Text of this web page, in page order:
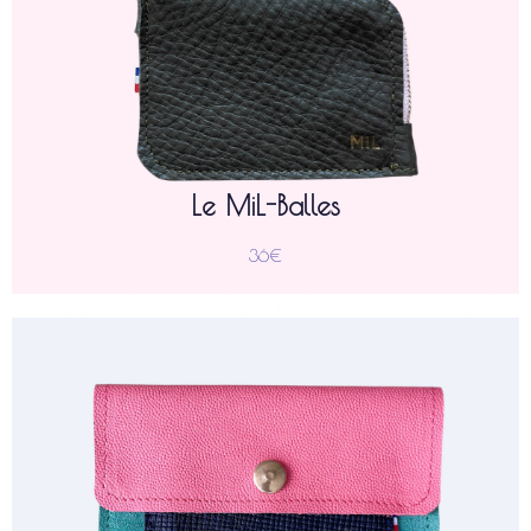
Le MiL-Balles
36€
dimensions compactes (H 8 cm ; L 10,5 cm) lui permettent de
se glisser dans toutes les poches.
Confectionné en cuir de vachette, il se compose d'un
compartiment séparé par un intercalaire en cuir pour isoler
la monnaie des cartes. Il se ferme à l'aide d'un zip pour
garder vos petites économies bien à l'abri.
La
MiL-Ly
est une pochette compacte (
H 10 cm ; L 14,5 cm
conçue pour vos indispensables : passeport, cartes d’identité
et billets. Son format plat garantit un encombrement minimal
dans votre sac.
Confectionnée en
cuir de vachette
(pleine fleur ou vernis),